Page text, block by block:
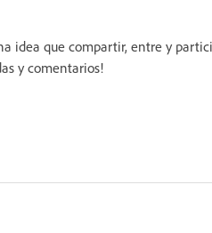
idea que compartir, entre y
y comentarios!